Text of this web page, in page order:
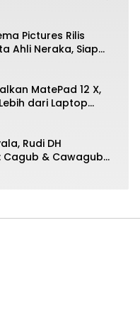
Pictures Rilis
Ahli Neraka, Siap
November 2024
MatePad 12 X,
dari Laptop
dan Desain
di Mana
Rudi DH
Cagub & Cawagub
Anung dan Rano